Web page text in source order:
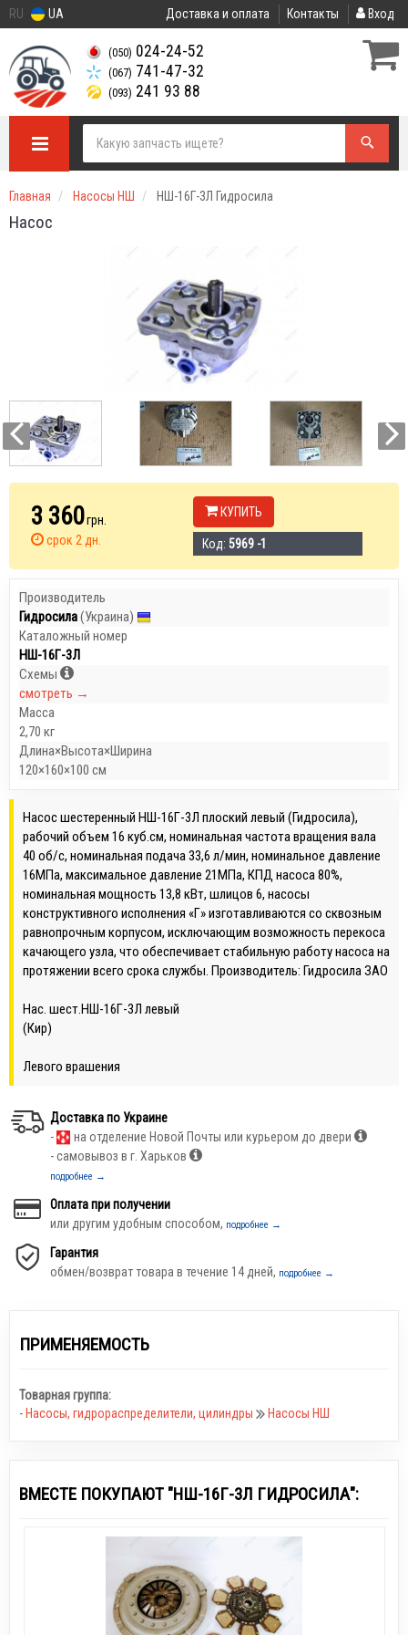
RU UA Доставка и оплата Контакты Вход
(050) 024-24-52
(067) 741-47-32
(093) 241 93 88
Главная Насосы НШ НШ-16Г-3Л Гидросила
Насос
3 360грн.
срок 2 дн.
КУПИТЬ
Код: 5969 -1
Производитель
Гидросила(Украина)
Каталожный номер
НШ-16Г-3Л
Схемы
смотреть →
Масса
2,70 кг
Длина×Высота×Ширина
120×160×100 см
Насос шестеренный НШ-16Г-3Л плоский левый (Гидросила),
рабочий объем 16 куб.см, номинальная частота вращения вала
40 об/с, номинальная подача 33,6 л/мин, номинальное давление
16МПа, максимальное давление 21МПа, КПД насоса 80%,
номинальная мощность 13,8 кВт, шлицов 6, насосы
конструктивного исполнения «Г» изготавливаются со сквозным
равнопрочным корпусом, исключающим возможность перекоса
качающего узла, что обеспечивает стабильную работу насоса на
протяжении всего срока службы. Производитель: Гидросила ЗАО
Нас. шест.НШ-16Г-3Л левый
(Кир)
Левого врашения
Доставка по Украине
-
на отделение Новой Почты или курьером до двери
- самовывоз в г. Харьков
подробнее →
Оплата при получении
или другим удобным способом, подробнее →
Гарантия
обмен/возврат товара в течение 14 дней, подробнее →
ПРИМЕНЯЕМОСТЬ
Товарная группа:
-Насосы, гидрораспределители, цилиндры Насосы НШ
ВМЕСТЕ ПОКУПАЮТ "НШ-16Г-3Л ГИДРОСИЛА":